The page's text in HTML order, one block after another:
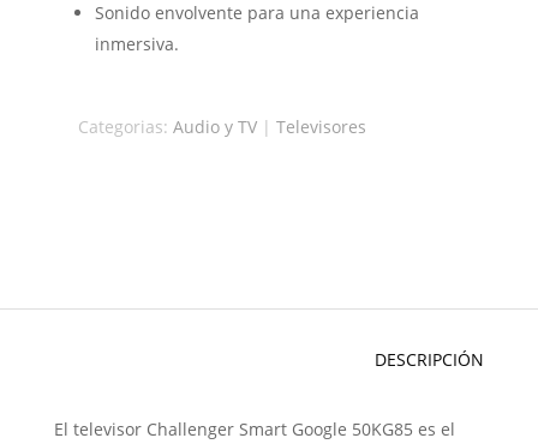
Sonido envolvente para una experiencia
inmersiva.
Categorias: Audio y TV| Televisores
DESCRIPCIÓN
El televisor Challenger Smart Google 50KG85 es el